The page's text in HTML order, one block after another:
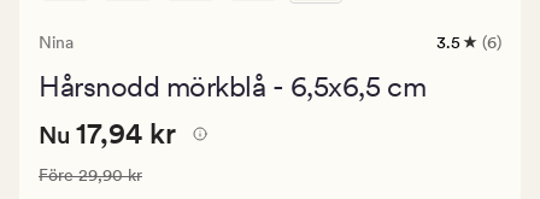
Nina
6
3.5 (6)
Hårsnodd mörkblå - 6,5x6,5 cm
Nuvarande
17,94
Nuvarande pris
Nu 17,94 kr
Ordinarie pris
Före29,90 kr